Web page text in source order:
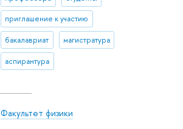
приглашение к участию
бакалавриат магистратура
аспирантура
Факультет физики